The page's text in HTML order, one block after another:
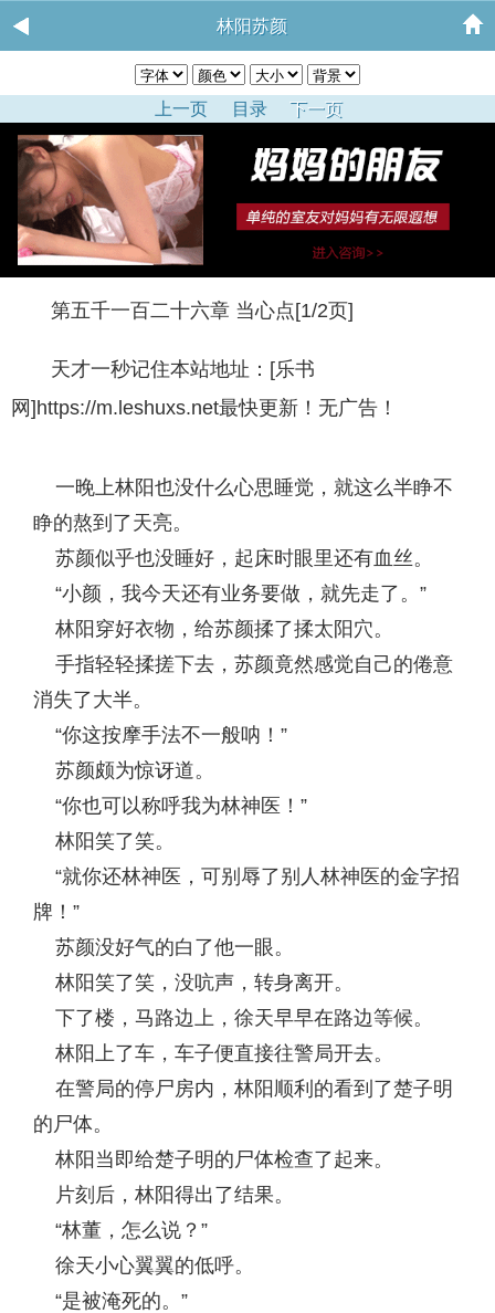
林阳苏颜
上一页 目录 下一页
第五千一百二十六章 当心点[1/2页]
天才一秒记住本站地址：[乐书
网]https://m.leshuxs.net最快更新！无广告！
一晚上林阳也没什么心思睡觉，就这么半睁不
睁的熬到了天亮。
苏颜似乎也没睡好，起床时眼里还有血丝。
“小颜，我今天还有业务要做，就先走了。”
林阳穿好衣物，给苏颜揉了揉太阳穴。
手指轻轻揉搓下去，苏颜竟然感觉自己的倦意
消失了大半。
“你这按摩手法不一般呐！”
苏颜颇为惊讶道。
“你也可以称呼我为林神医！”
林阳笑了笑。
“就你还林神医，可别辱了别人林神医的金字招
牌！”
苏颜没好气的白了他一眼。
林阳笑了笑，没吭声，转身离开。
下了楼，马路边上，徐天早早在路边等候。
林阳上了车，车子便直接往警局开去。
在警局的停尸房内，林阳顺利的看到了楚子明
的尸体。
林阳当即给楚子明的尸体检查了起来。
片刻后，林阳得出了结果。
“林董，怎么说？”
徐天小心翼翼的低呼。
“是被淹死的。”